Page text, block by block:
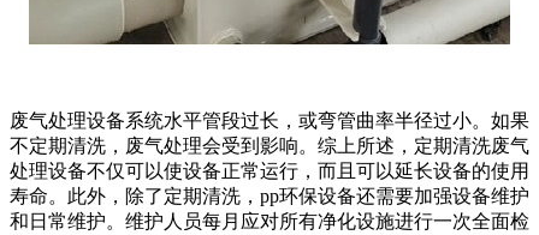
废气处理设备系统水平管段过长，或弯管曲率半径过小。如果
不定期清洗，废气处理会受到影响。综上所述，定期清洗废气
处理设备不仅可以使设备正常运行，而且可以延长设备的使用
寿命。此外，除了定期清洗，pp环保设备还需要加强设备维护
和日常维护。维护人员每月应对所有净化设施进行一次全面检